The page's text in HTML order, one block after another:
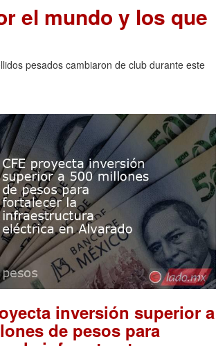
el mundo y los que
pesados cambiaron de club durante este
inversión superior a
de pesos para